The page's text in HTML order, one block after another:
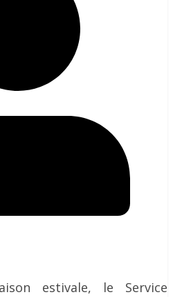
estivale, le Service